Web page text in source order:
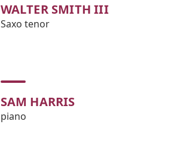
WALTER SMITH III
Saxo tenor
SAM HARRIS
piano